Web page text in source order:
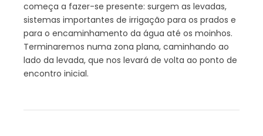
começa a fazer-se presente: surgem as levadas,
sistemas importantes de irrigação para os prados e
para o encaminhamento da água até os moinhos.
Terminaremos numa zona plana, caminhando ao
lado da levada, que nos levará de volta ao ponto de
encontro inicial.